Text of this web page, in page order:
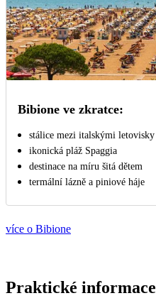
Bibione ve zkratce:
stálice mezi italskými letovisky
ikonická pláž Spaggia
destinace na míru šitá dětem
termální lázně a piniové háje
více o Bibione
Praktické informace